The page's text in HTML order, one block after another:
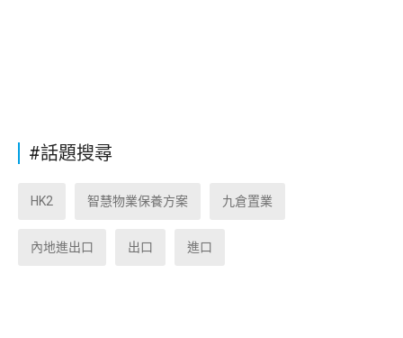
#話題搜尋
HK2 智慧物業保養方案 九倉置業
內地進出口 出口 進口